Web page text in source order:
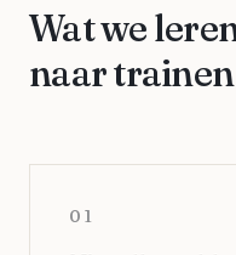
Wat we
naar
01